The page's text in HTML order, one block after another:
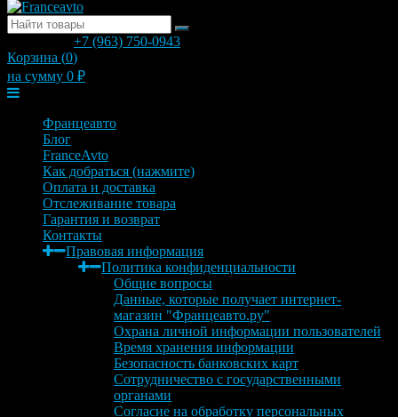
+7 (963) 750-0943
Корзина (0)
на сумму 0 ₽
Францеавто
Блог
FranceAvto
Как добраться (нажмите)
Оплата и доставка
Отслеживание товара
Гарантия и возврат
Контакты
Правовая информация
Политика конфиденциальности
Общие вопросы
Данные, которые получает интернет-
магазин "Францеавто.ру"
Охрана личной информации пользователей
Время хранения информации
Безопасность банковских карт
Сотрудничество с государственными
органами
Согласие на обработку персональных